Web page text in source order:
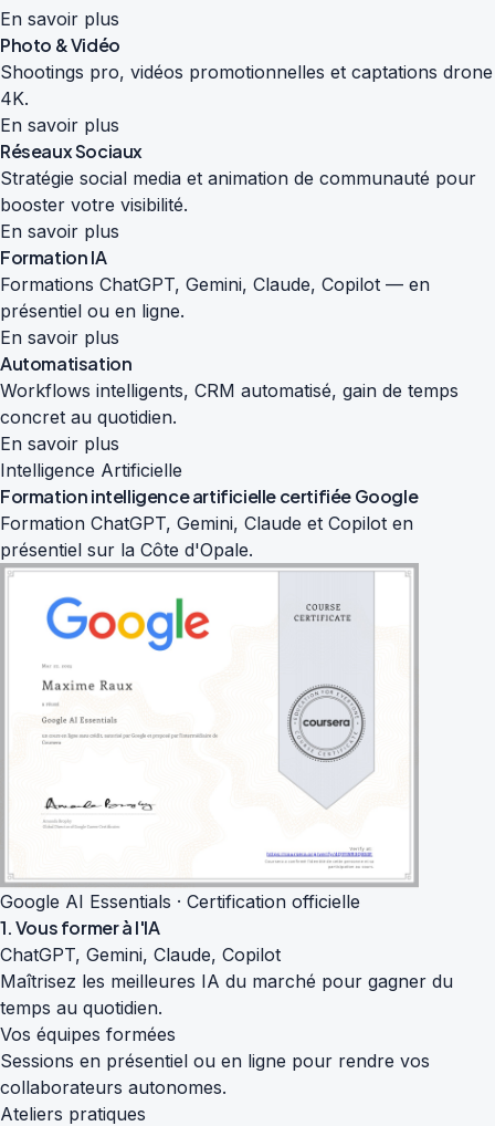
En savoir plus
Photo & Vidéo
Shootings pro, vidéos promotionnelles et captations drone
4K.
En savoir plus
Réseaux Sociaux
Stratégie social media et animation de communauté pour
booster votre visibilité.
En savoir plus
Formation IA
Formations ChatGPT, Gemini, Claude, Copilot — en
présentiel ou en ligne.
En savoir plus
Automatisation
Workflows intelligents, CRM automatisé, gain de temps
concret au quotidien.
En savoir plus
Intelligence Artificielle
Formation intelligence artificiellecertifiée Google
Formation ChatGPT, Gemini, Claude et Copilot en
présentiel sur la Côte d'Opale.
Google AI Essentials · Certification officielle
1. Vous former à l'IA
ChatGPT, Gemini, Claude, Copilot
Maîtrisez les meilleures IA du marché pour gagner du
temps au quotidien.
Vos équipes formées
Sessions en présentiel ou en ligne pour rendre vos
collaborateurs autonomes.
Ateliers pratiques